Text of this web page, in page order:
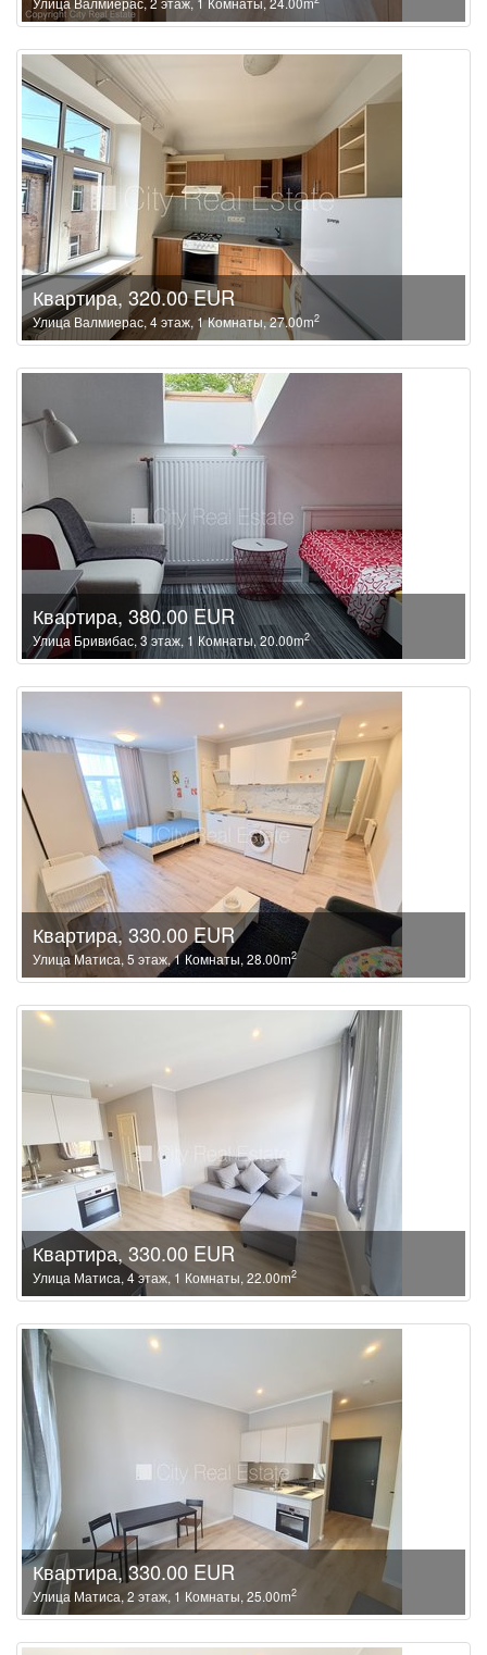
Квартира, 320.00 EUR
Улица Валмиерас, 4 этаж, 1 Комнаты, 27.00m2
Квартира, 380.00 EUR
Улица Бривибас, 3 этаж, 1 Комнаты, 20.00m2
Квартира, 330.00 EUR
Улица Матиса, 5 этаж, 1 Комнаты, 28.00m2
Квартира, 330.00 EUR
Улица Матиса, 4 этаж, 1 Комнаты, 22.00m2
Квартира, 330.00 EUR
Улица Матиса, 2 этаж, 1 Комнаты, 25.00m2